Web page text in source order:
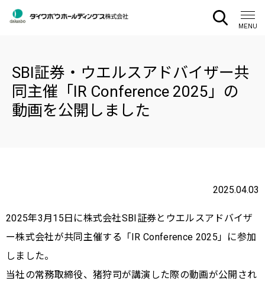
CLOSE
MENU
SBI証券・ウエルスアドバイザー共
同主催「IR Conference 2025」の
動画を公開しました
2025.04.03
2025年3月15日に株式会社SBI証券とウエルスアドバイザ
ー株式会社が共同主催する「IR Conference 2025」に参加
しました。
当社の常務取締役、猪狩司が講演した際の動画が公開され